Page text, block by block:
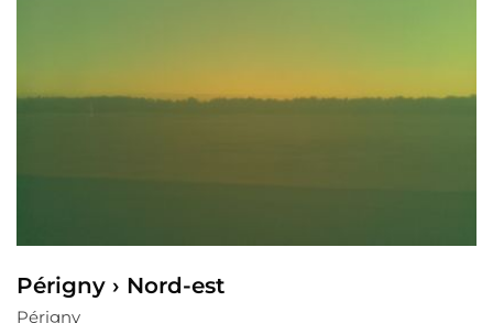
Périgny › Nord-est
Périgny